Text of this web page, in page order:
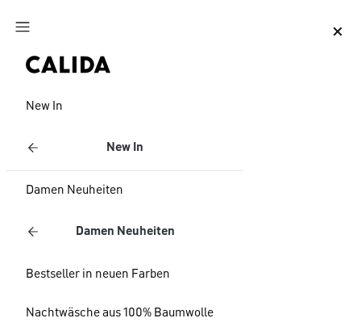
Zum Hauptinhalt springen
New In
New In
Damen Neuheiten
Damen Neuheiten
Bestseller in neuen Farben
Nachtwäsche aus 100% Baumwolle